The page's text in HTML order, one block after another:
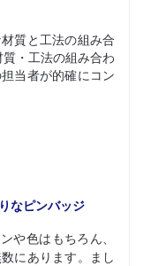
質と工法の組み合
・工法の組み合わ
当者が的確にコン
なピンバッジ
や色はもちろん、
にあります。まし